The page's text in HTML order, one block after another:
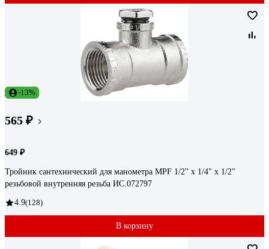
-13%
565 ₽
649 ₽
Тройник сантехнический для манометра MPF 1/2" х 1/4" х 1/2"
резьбовой внутренняя резьба ИС.072797
4.9(128)
В корзину